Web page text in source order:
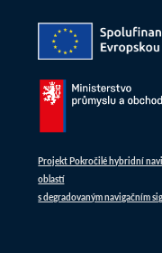
Projekt Pokročilé hybridní
oblastí
s degradovaným navigačním